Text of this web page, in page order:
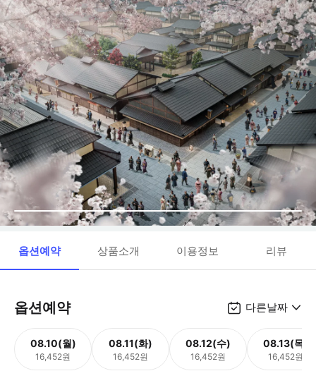
옵션예약 상품소개 이용정보 리뷰
옵션예약 다른날짜
08.10(월)
16,452원
08.11(화)
16,452원
08.12(수)
16,452원
08.13(목)
16,452원